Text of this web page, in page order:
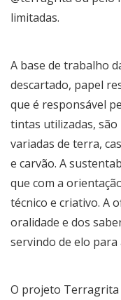
limitadas.
A base de trabalho
descartado, papel
que é responsável
tintas utilizadas,
variadas de terra,
e carvão. A
que com a
técnico e criativo. A
oralidade e dos
servindo de elo para
O projeto Terragrita